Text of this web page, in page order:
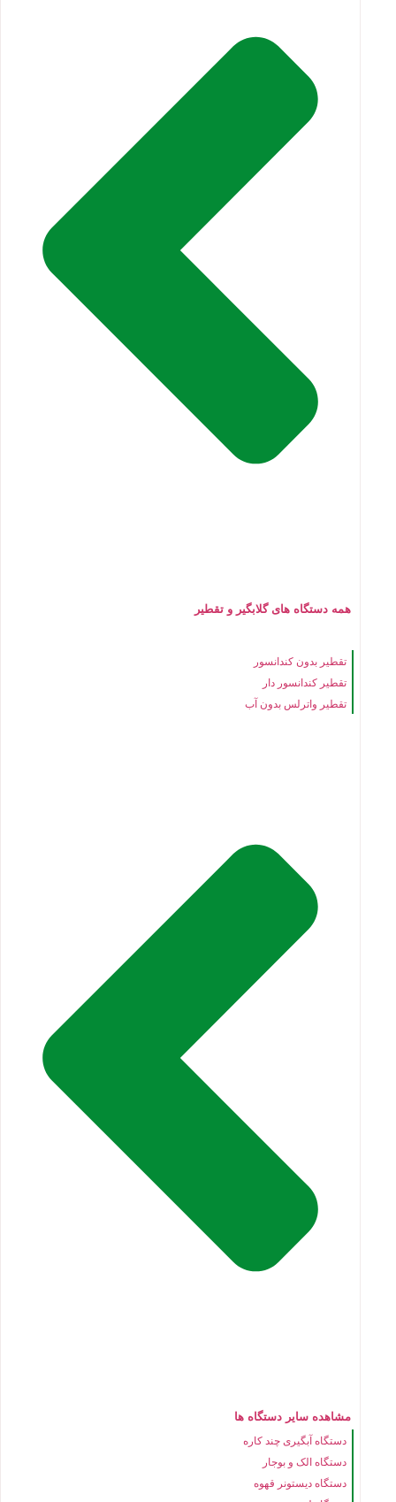
همه دستگاه های گلابگیر و تقطیر
تقطیر بدون کندانسور
تقطیر کندانسور دار
تقطیر واترلس بدون آب
مشاهده سایر دستگاه ها
دستگاه آبگیری چند کاره
دستگاه الک و بوجار
دستگاه دیستونر قهوه